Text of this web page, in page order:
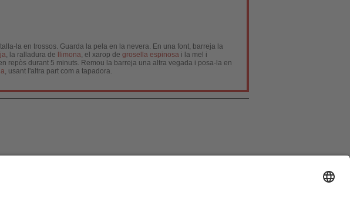
la en trossos. Guarda la pela en la nevera. En una font, barreja la
, la ralladura de llimona, el xarop de grosella espinosa i la mel i
repòs durant 5 minuts. Remou la barreja una altra vegada i posa-la en
, usant l'altra part com a tapadora.